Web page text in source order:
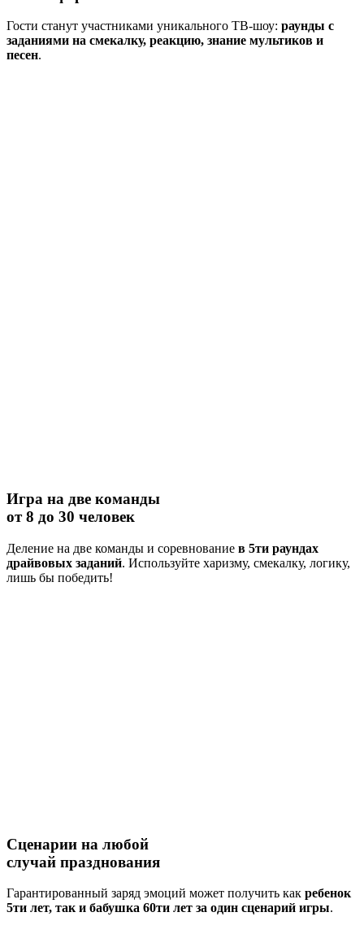
Гости станут участниками уникального ТВ-шоу: раунды с
заданиями на смекалку, реакцию, знание мультиков и
песен.
Игра на две команды
от 8 до 30 человек
Деление на две команды и соревнование в 5ти раундах
драйвовых заданий. Используйте харизму, смекалку, логику,
лишь бы победить!
Сценарии на любой
случай празднования
Гарантированный заряд эмоций может получить как ребенок
5ти лет, так и бабушка 60ти лет за один сценарий игры.